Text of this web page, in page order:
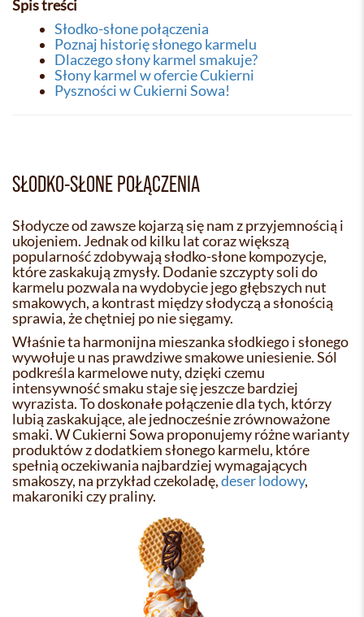
Spis treści
Słodko-słone połączenia
Poznaj historię słonego karmelu
Dlaczego słony karmel smakuje?
Słony karmel w ofercie Cukierni
Pyszności w Cukierni Sowa!
SŁODKO-SŁONE POŁĄCZENIA
Słodycze od zawsze kojarzą się nam z przyjemnością i
ukojeniem. Jednak od kilku lat coraz większą
popularność zdobywają słodko-słone kompozycje,
które zaskakują zmysły. Dodanie szczypty soli do
karmelu pozwala na wydobycie jego głębszych nut
smakowych, a kontrast między słodyczą a słonością
sprawia, że chętniej po nie sięgamy.
Właśnie ta harmonijna mieszanka słodkiego i słonego
wywołuje u nas prawdziwe smakowe uniesienie. Sól
podkreśla karmelowe nuty, dzięki czemu
intensywność smaku staje się jeszcze bardziej
wyrazista. To doskonałe połączenie dla tych, którzy
lubią zaskakujące, ale jednocześnie zrównoważone
smaki. W Cukierni Sowa proponujemy różne warianty
produktów z dodatkiem słonego karmelu, które
spełnią oczekiwania najbardziej wymagających
smakoszy, na przykład czekoladę,deser lodowy,
makaroniki czy praliny.